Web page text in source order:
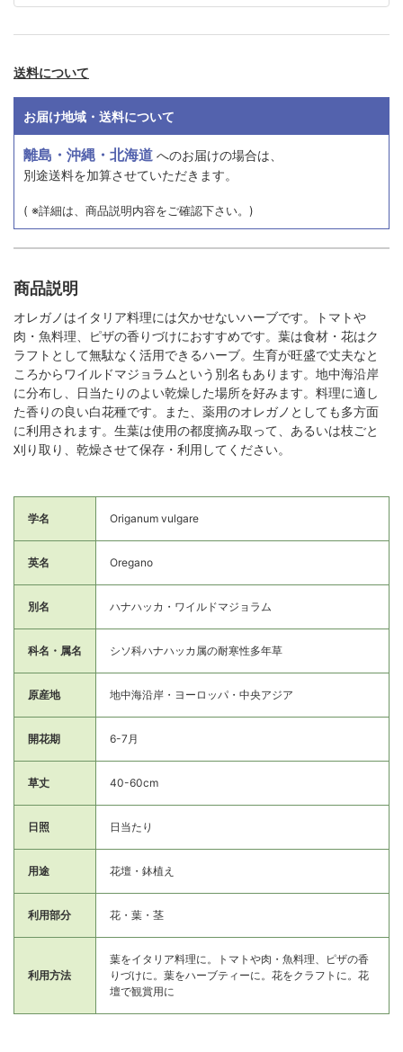
送料について
お届け地域・送料について
離島・沖縄・北海道 へのお届けの場合は、
別途送料を加算させていただきます。
( ※詳細は、商品説明内容をご確認下さい。)
商品説明
オレガノはイタリア料理には欠かせないハーブです。トマトや
肉・魚料理、ピザの香りづけにおすすめです。葉は食材・花はク
ラフトとして無駄なく活用できるハーブ。生育が旺盛で丈夫なと
ころからワイルドマジョラムという別名もあります。地中海沿岸
に分布し、日当たりのよい乾燥した場所を好みます。料理に適し
た香りの良い白花種です。また、薬用のオレガノとしても多方面
に利用されます。生葉は使用の都度摘み取って、あるいは枝ごと
刈り取り、乾燥させて保存・利用してください。
学名 Origanum vulgare
英名 Oregano
別名 ハナハッカ・ワイルドマジョラム
科名・属名 シソ科ハナハッカ属の耐寒性多年草
原産地 地中海沿岸・ヨーロッパ・中央アジア
開花期 6-7月
草丈 40-60cm
日照 日当たり
用途 花壇・鉢植え
利用部分 花・葉・茎
利用方法
葉をイタリア料理に。トマトや肉・魚料理、ピザの香
りづけに。葉をハーブティーに。花をクラフトに。花
壇で観賞用に